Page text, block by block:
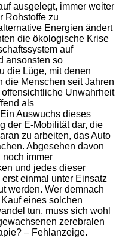
ausgelegt, immer weiter
Rohstoffe zu
Energien ändert
die ökologische Krise
auf
ansonsten so
die Lüge, mit denen
die Menschen seit Jahren
Unwahrheit
als
Auswuchs dieses
der E-Mobilität dar, die
zu arbeiten, das Auto
Abgesehen davon
noch immer
und jedes dieser
einmal unter Einsatz
werden. Wer demnach
eines solchen
tun, muss sich wohl
zerebralen
– Fehlanzeige.